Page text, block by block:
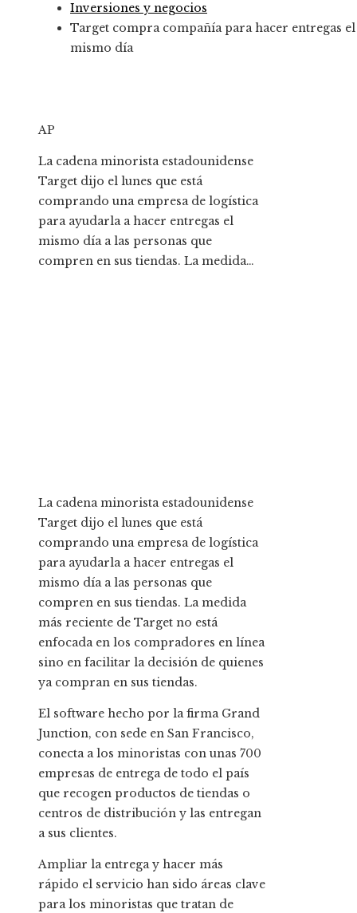
Inversiones y negocios
Target compra compañía para hacer entregas el
mismo día
AP
La cadena minorista estadounidense
Target dijo el lunes que está
comprando una empresa de logística
para ayudarla a hacer entregas el
mismo día a las personas que
compren en sus tiendas. La medida…
La cadena minorista estadounidense
Target dijo el lunes que está
comprando una empresa de logística
para ayudarla a hacer entregas el
mismo día a las personas que
compren en sus tiendas. La medida
más reciente de Target no está
enfocada en los compradores en línea
sino en facilitar la decisión de quienes
ya compran en sus tiendas.
El software hecho por la firma Grand
Junction, con sede en San Francisco,
conecta a los minoristas con unas 700
empresas de entrega de todo el país
que recogen productos de tiendas o
centros de distribución y las entregan
a sus clientes.
Ampliar la entrega y hacer más
rápido el servicio han sido áreas clave
para los minoristas que tratan de